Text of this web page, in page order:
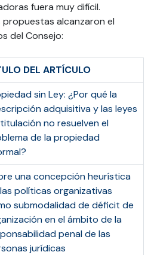
fuera muy difícil.
propuestas alcanzaron el
del Consejo:
DEL ARTÍCULO
sin Ley: ¿Por qué la
adquisitiva y las leyes
no resuelven el
de la propiedad
una concepción heurística
políticas organizativas
submodalidad de déficit de
en el ámbito de la
penal de las
jurídicas